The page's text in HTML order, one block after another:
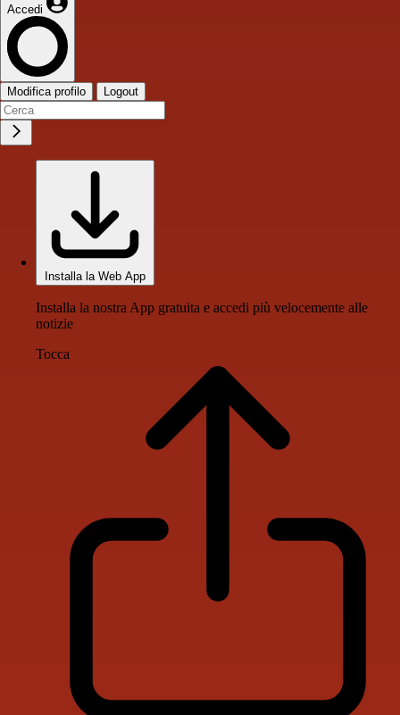
Accedi
Modifica profilo Logout
Installa la Web App
Installa la nostra App gratuita e accedi più velocemente alle
notizie
Tocca